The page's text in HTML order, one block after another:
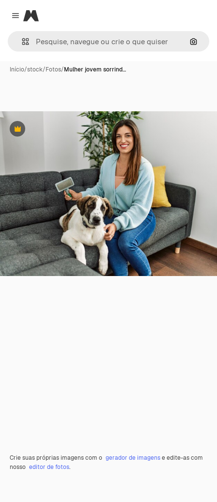
Close menu
Magnific
Início/stock/Fotos/Mulher jovem sorrind…
Premium
Crie suas próprias imagens com o gerador de imagense edite-as com
nosso editor de fotos.